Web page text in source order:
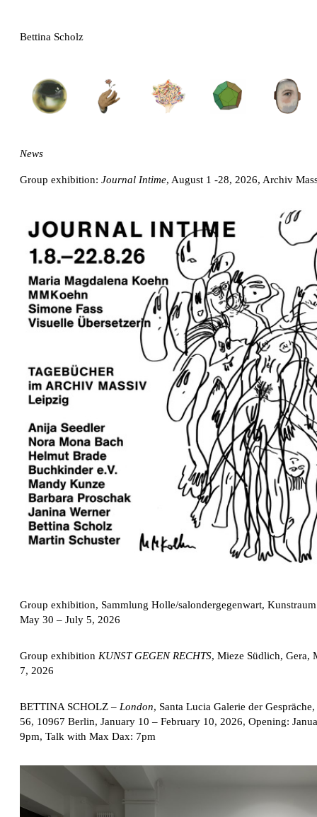
Bettina Scholz
News
Group exhibition: Journal Intime, August 1 -28, 2026, Archiv
Group exhibition, Sammlung Holle/salondergegenwart,
May 30 – July 5, 2026
Group exhibition KUNST GEGEN RECHTS, Mieze Südlich, Gera,
7, 2026
BETTINA SCHOLZ – London, Santa Lucia Galerie der
56, 10967 Berlin, January 10 – February 10, 2026, Opening:
9pm, Talk with Max Dax: 7pm